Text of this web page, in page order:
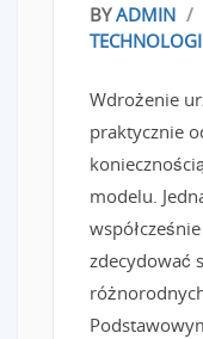
BYADMIN /
Wdrożenie
praktycznie
modelu.
zdecydować